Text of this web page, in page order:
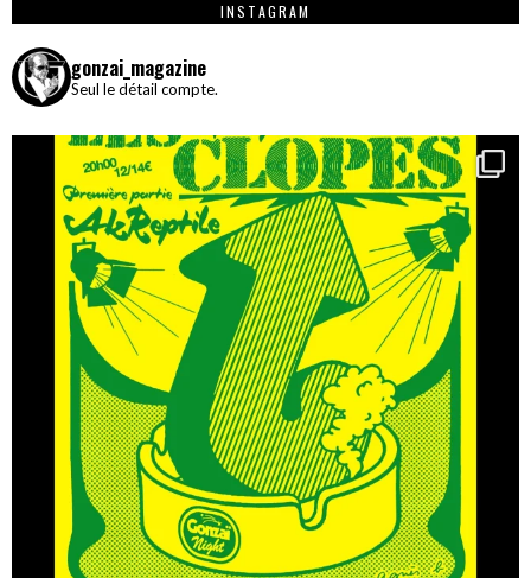
INSTAGRAM
gonzai_magazine
Seul le détail compte.